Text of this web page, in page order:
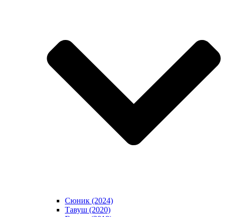
Сюник (2024)
Тавуш (2020)